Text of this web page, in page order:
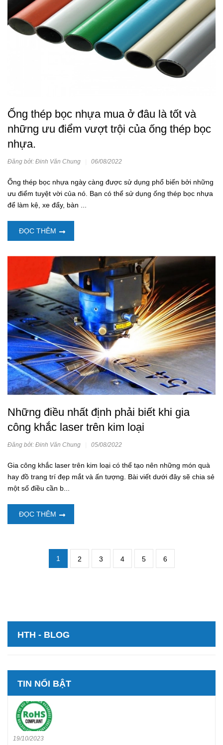
Ống thép bọc nhựa mua ở đâu là tốt và
những ưu điểm vượt trội của ống thép bọc
nhựa.
Đăng bởi: Đinh Văn Chung 06/08/2022
Ống thép bọc nhựa ngày càng được sử dụng phổ biến bởi những
ưu điểm tuyệt vời của nó. Bạn có thể sử dụng ống thép bọc nhựa
để làm kệ, xe đẩy, bàn ...
ĐỌC THÊM
Những điều nhất định phải biết khi gia
công khắc laser trên kim loại
Đăng bởi: Đinh Văn Chung 05/08/2022
Gia công khắc laser trên kim loại có thể tạo nên những món quà
hay đồ trang trí đẹp mắt và ấn tượng. Bài viết dưới đây sẽ chia sẻ
một số điều cần b...
ĐỌC THÊM
1 2 3 4 5 6
HTH - BLOG
TIN NỔI BẬT
19/10/2023